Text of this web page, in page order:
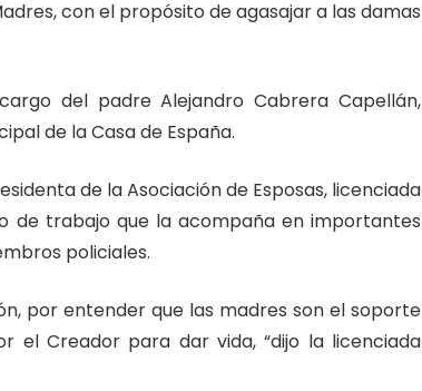
con el propósito de agasajar a las damas
del padre Alejandro Cabrera Capellán,
de la Casa de España.
de la Asociación de Esposas, licenciada
de trabajo que la acompaña en importantes
policiales.
por entender que las madres son el soporte
el Creador para dar vida, “dijo la licenciada